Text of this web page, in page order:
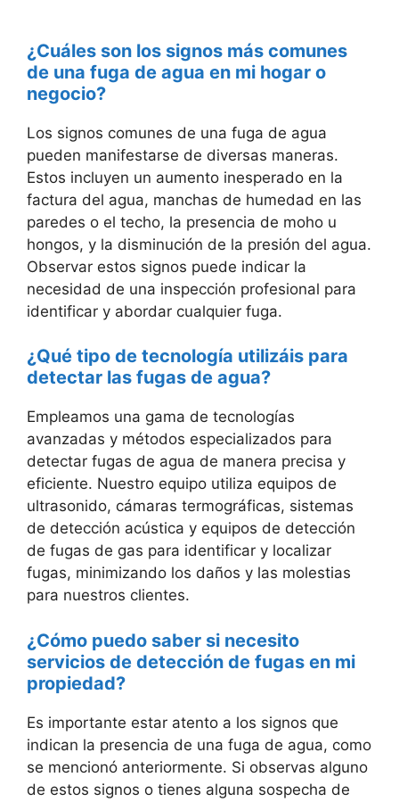
¿Cuáles son los signos más comunes
de una fuga de agua en mi hogar o
negocio?
Los signos comunes de una fuga de agua
pueden manifestarse de diversas maneras.
Estos incluyen un aumento inesperado en la
factura del agua, manchas de humedad en las
paredes o el techo, la presencia de moho u
hongos, y la disminución de la presión del agua.
Observar estos signos puede indicar la
necesidad de una inspección profesional para
identificar y abordar cualquier fuga.
¿Qué tipo de tecnología utilizáis para
detectar las fugas de agua?
Empleamos una gama de tecnologías
avanzadas y métodos especializados para
detectar fugas de agua de manera precisa y
eficiente. Nuestro equipo utiliza equipos de
ultrasonido, cámaras termográficas, sistemas
de detección acústica y equipos de detección
de fugas de gas para identificar y localizar
fugas, minimizando los daños y las molestias
para nuestros clientes.
¿Cómo puedo saber si necesito
servicios de detección de fugas en mi
propiedad?
Es importante estar atento a los signos que
indican la presencia de una fuga de agua, como
se mencionó anteriormente. Si observas alguno
de estos signos o tienes alguna sospecha de